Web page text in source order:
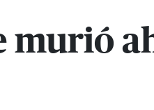
murió